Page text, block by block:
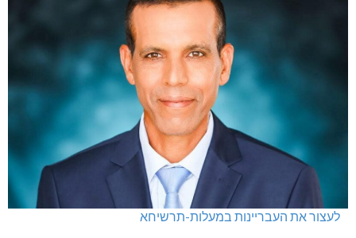
לעצור את העבריינות במעלות-תרשיחא